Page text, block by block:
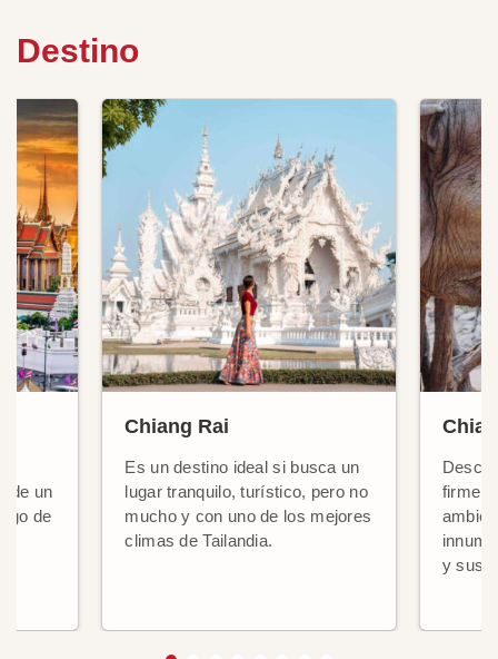
Destino
de un
de
Chiang Rai
Es un destino ideal si busca un
lugar tranquilo, turístico, pero no
mucho y con uno de los mejores
climas de Tailandia.
y sus